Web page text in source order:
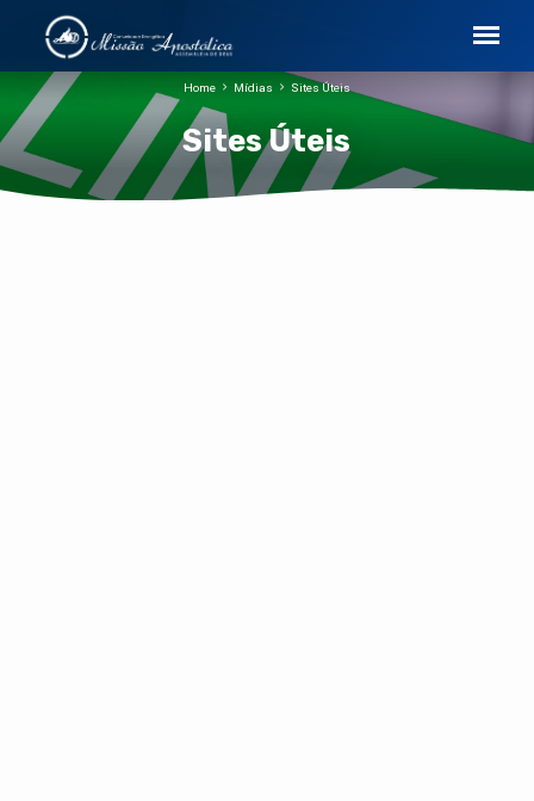
Sites Úteis
Home Mídias Sites Úteis